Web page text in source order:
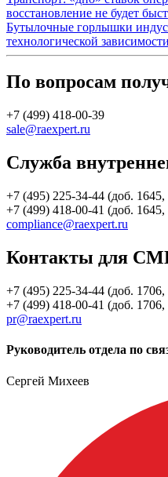
восстановление не будет
Бутылочные горлышки
технологической зависимости
По вопросам
+7 (499) 418-00-39
sale@raexpert.ru
Служба
+7 (495) 225-34-44 (доб. 1645,
+7 (499) 418-00-41 (доб. 1645,
compliance@raexpert.ru
Контакты для
+7 (495) 225-34-44 (доб. 1706,
+7 (499) 418-00-41 (доб. 1706,
pr@raexpert.ru
Руководитель отдела по
Сергей Михеев